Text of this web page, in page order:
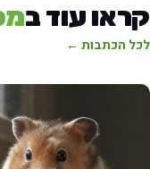
עוד ב
הכתבות ←